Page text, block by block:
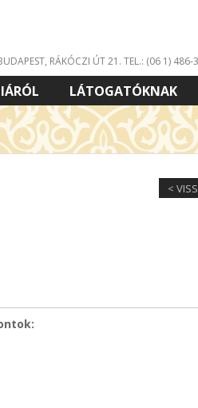
RÁKÓCZI ÚT 21. TEL.: (06 1) 486-
LÁTOGATÓKNAK
<